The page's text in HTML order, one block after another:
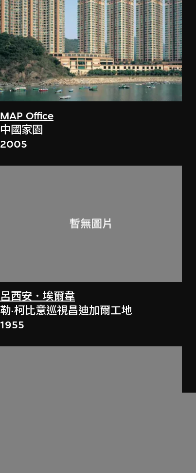
MAP Office
中國家園
2005
呂西安．埃爾韋
勒·柯比意巡視昌迪加爾工地
1955